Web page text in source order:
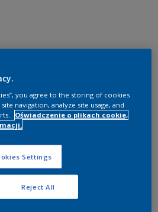
you agree to the storing of cookies
navigation, analyze site usage, and
Oświadczenie o plikach cookie,
Settings
Reject All